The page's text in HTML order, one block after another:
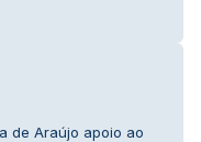
de Araújo apoio ao